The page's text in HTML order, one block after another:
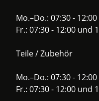
Mo.–Do.: 07:30 -
Fr.: 07:30 - 12:00 und
Teile / Zubehör
Mo.–Do.: 07:30 -
Fr.: 07:30 - 12:00 und